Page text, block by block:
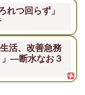
れつ回らず」
活、改善急務
」―断水なお３